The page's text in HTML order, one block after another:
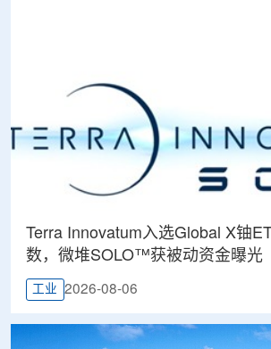
Terra Innovatum入选Global X铀
数，微堆SOLO™获被动资金曝光
工业 2026-08-06